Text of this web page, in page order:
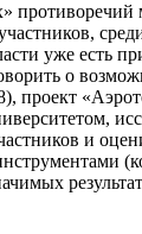
уже есть
о
и